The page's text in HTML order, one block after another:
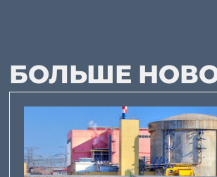
БОЛЬШЕ